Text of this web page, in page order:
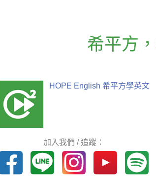
希平方 ，
HOPE English 希平方學英文
加入我們 / 追蹤：